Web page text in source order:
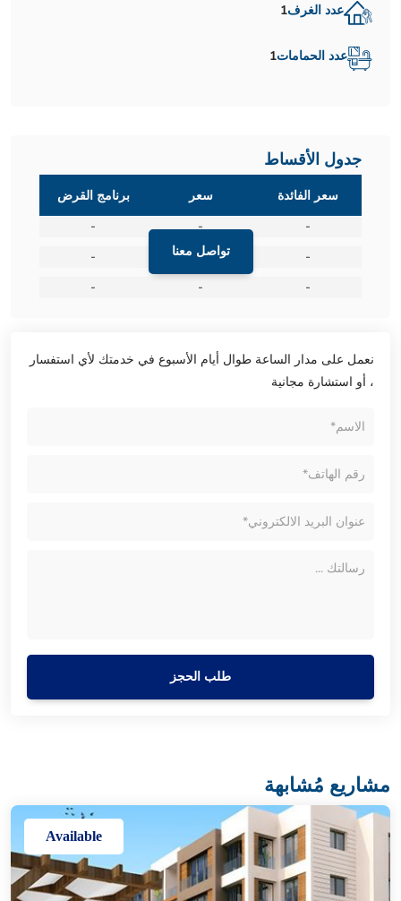
عدد الغرف1
عدد الحمامات1
جدول الأقساط
تواصل معنا
سعر الفائدة سعر
برنامج القرض
-
-
-
-
-
-
-
-
-
نعمل على مدار الساعة طوال أيام الأسبوع في خدمتك لأي استفسار
، أو استشارة مجانية
طلب الحجز
مشاريع مُشابهة
Available